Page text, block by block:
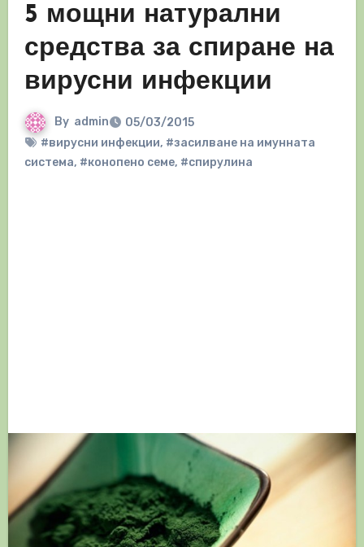
5 мощни натурални
средства за спиране на
вирусни инфекции
By admin
05/03/2015
#вирусни инфекции, #засилване на имунната
система, #конопено семе, #спирулина